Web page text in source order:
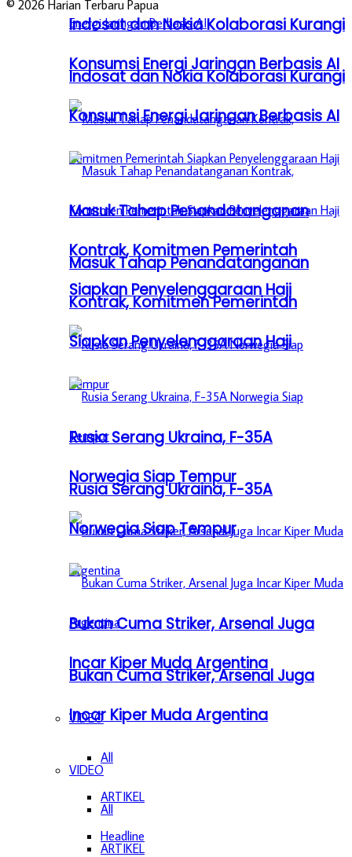
Indosat dan Nokia Kolaborasi Kurangi
Konsumsi Energi Jaringan Berbasis AI
Masuk Tahap Penandatanganan
Kontrak, Komitmen Pemerintah
Siapkan Penyelenggaraan Haji
Rusia Serang Ukraina, F-35A
Norwegia Siap Tempur
Bukan Cuma Striker, Arsenal Juga
Incar Kiper Muda Argentina
VIDEO
All
ARTIKEL
Headline
Indosat dan Nokia Kolaborasi Kurangi
Konsumsi Energi Jaringan Berbasis AI
Masuk Tahap Penandatanganan
Kontrak, Komitmen Pemerintah
Siapkan Penyelenggaraan Haji
Rusia Serang Ukraina, F-35A
Norwegia Siap Tempur
Bukan Cuma Striker, Arsenal Juga
Incar Kiper Muda Argentina
VIDEO
All
ARTIKEL
© 2026 Harian Terbaru Papua